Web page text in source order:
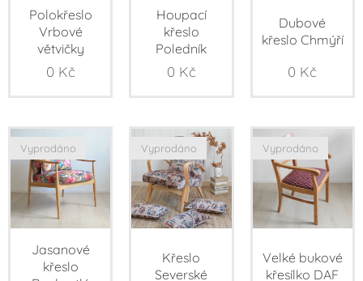
Polokřeslo
Vrbové
větvičky
0 Kč
Houpací
křeslo
Poledník
0 Kč
Dubové
křeslo Chmýří
0 Kč
Jasanové
křeslo
Vyprodáno
Křeslo
Severské
Vyprodáno
Velké bukové
křesílko DAF
Vyprodáno